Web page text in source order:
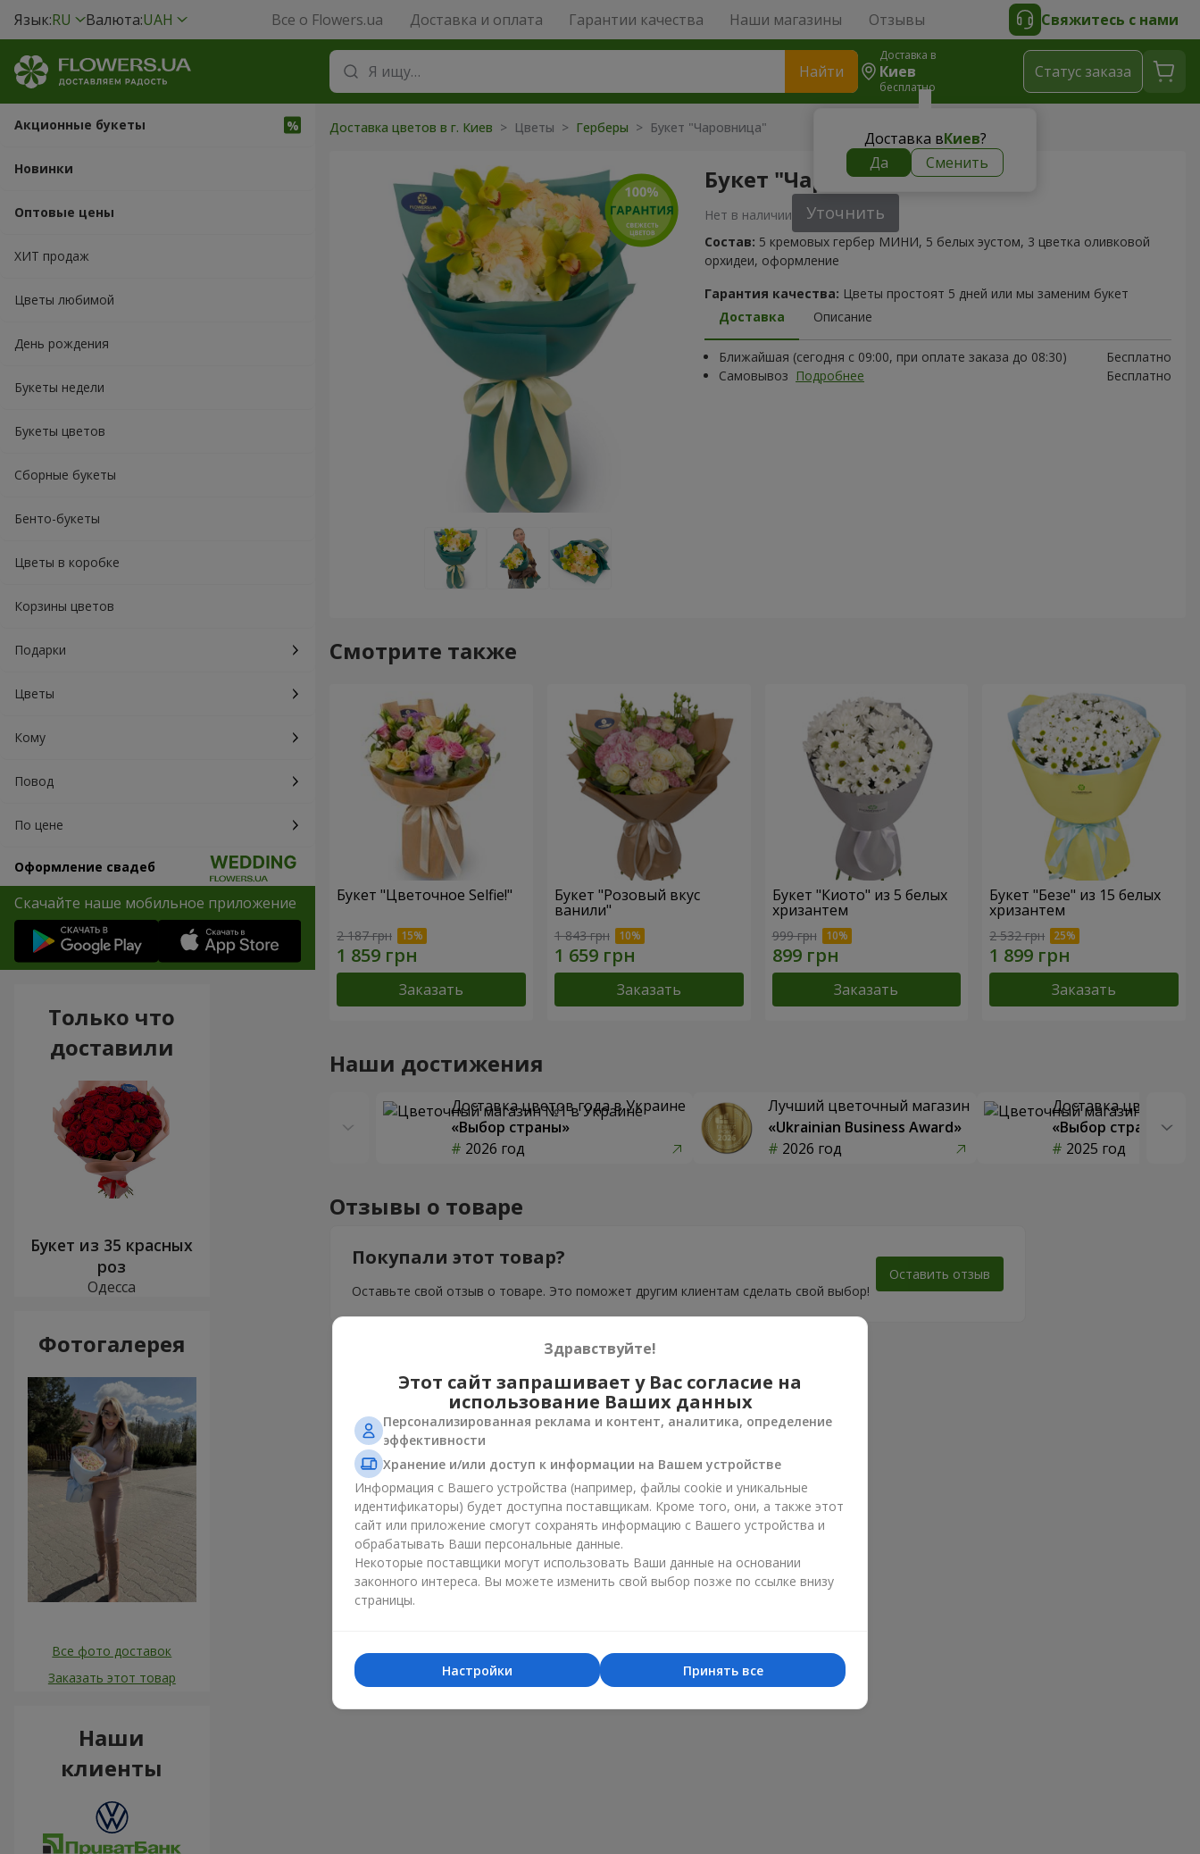
Язык:RU Валюта:UAH Все о Flowers.ua Доставка и оплата Гарантии качества Наши магазины Отзывы Свяжитесь с нами
Найти
Доставка в
Киев
бесплатно
Доставка вКиев?
Да
Сменить
Cтатус заказа
Акционные букеты
Новинки
Оптовые цены
ХИТ продаж
Цветы любимой
День рождения
Букеты недели
Букеты цветов
Сборные букеты
Бенто-букеты
Цветы в коробке
Корзины цветов
Подарки
Цветы
Кому
Повод
По цене
Оформление свадеб
Скачайте наше мобильное приложение
Доставка цветов в г. Киев > Цветы > Герберы > Букет "Чаровница"
Букет "Чаровница"
Нет в наличии Уточнить
Состав: 5 кремовых гербер МИНИ, 5 белых эустом, 3 цветка оливковой
орхидеи, оформление
Гарантия качества: Цветы простоят 5 дней или мы заменим букет
Доставка
Описание
Ближайшая (сегодня с 09:00, при оплате заказа до 08:30)
Бесплатно
Самовывоз Подробнее Бесплатно
Смотрите также
Букет "Цветочное Selfie!"
2 187 грн
Заказать
Букет "Розовый вкус
ванили"
1 843 грн
Заказать
Букет "Киото" из 5 белых
хризантем
999 грн
Заказать
Букет "Безе" из 15 белых
хризантем
2 532 грн
Заказать
Наши достижения
Доставка цветов года в Украине
«Выбор страны»
2026 год
Лучший цветочный магазин
«Ukrainian Business Award»
2026 год
Доставка цветов
«Выбор страны»
2025 год
Отзывы о товаре
Покупали этот товар?
Оставьте свой отзыв о товаре. Это поможет другим клиентам сделать свой выбор!
Оставить отзыв
Только что
доставили
Букет из 35 красных
роз
Одесса
Фотогалерея
Все фото доставок
Заказать этот товар
Наши
клиенты
Здравствуйте!
Этот сайт запрашивает у Вас согласие на
использование Ваших данных
Персонализированная реклама и контент, аналитика, определение
эффективности
Хранение и/или доступ к информации на Вашем устройстве
Информация с Вашего устройства (например, файлы cookie и уникальные
идентификаторы) будет доступна поставщикам. Кроме того, они, а также этот
сайт или приложение смогут сохранять информацию с Вашего устройства и
обрабатывать Ваши персональные данные.
Некоторые поставщики могут использовать Ваши данные на основании
законного интереса. Вы можете изменить свой выбор позже по ссылке внизу
страницы.
Принять все
Настройки